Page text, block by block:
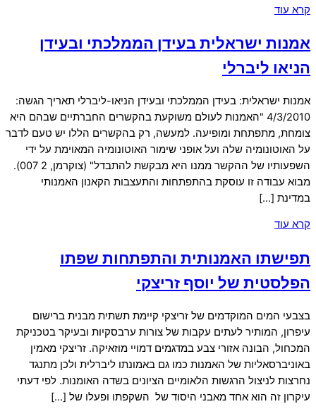
קרא עוד
אמנות ישראלית בעידן הממלכתי ובעידן
הניאו ליברלי
אמנות ישראלית: בעידן הממלכתי ובעידן הניאו-ליברלי תאריך הגשה:
4/3/2010 "האמנות לעולם משוקעת בהקשרים החברתיים שבהם היא
צומחת, מתפתחת ומופיעה. למעשה, רק בהקשרים הללו יש טעם לדבר
על האוטונומיה שלה ועל אופני שימור האוטונומיה המאוימת על ידי
השפעותיו של ההקשר ממנו היא מבקשת להתבדל" (צוקרמן, 2 007).
מבוא עבודה זו עוסקת בהתפתחות והתעצבות הקאנון האמנותי
במדינת […]
קרא עוד
תפישתו האמנותית והתפתחות שפתו
הפלסטית של יוסף זריצקי
בצבעי המים המוקדמים של זריצקי קיימת תשתית מבנית ברישום
עיפרון, המותיר לעתים עקבות של צורות ערבסקיות ובעיקר בטכניקת
המכחול, הבונה אזורי צבע במדגמים דמויי מוזאיקה. זריצקי מאמין
באוניברסאליות של האמנות כמו גם באמונתו ליברלית ולכן מתנגד
נחרצות לניצול הרגשות הלאומיים הציונים בשדה האומנות. לפי דעתי
עיקרון זה הוא אחד מאבני היסוד של השקפתו ופעלו של […]